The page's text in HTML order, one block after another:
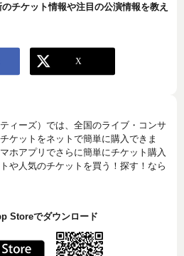
のチケット情報や注目の公演情報を教え
ィーズ）では、全国のライブ・コンサ
ケットをネットで簡単に購入できま
ホアプリでさらに簡単にチケット購入
や人気のチケットを買う！探す！なら
Storeでダウンロード